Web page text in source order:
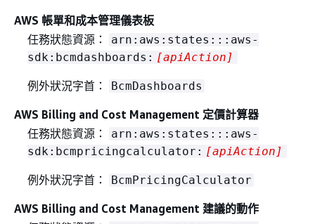
AWS 帳單和成本管理儀表板
任務狀態資源：
arn:aws:states:::aws-
sdk:bcmdashboards: [apiAction]
例外狀況字首： BcmDashboards
AWS Billing and Cost Management 定價計算器
任務狀態資源：
arn:aws:states:::aws-
sdk:bcmpricingcalculator: [apiAction]
例外狀況字首： BcmPricingCalculator
AWS Billing and Cost Management 建議的動作